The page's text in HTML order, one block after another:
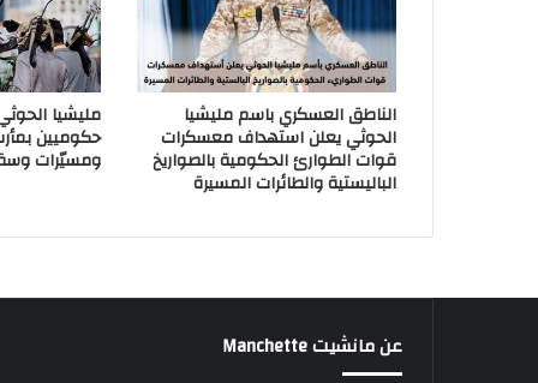
الناطق العسكري باسم مليشيا
الحوثي يعلن استهداف معسكرات
قوات الطوارئ الحكومية بالصواريخ
الباليستية والطائرات المسيرة
مليشيا
حكوميين
ومسيّرات
عن مانشيت Manchette